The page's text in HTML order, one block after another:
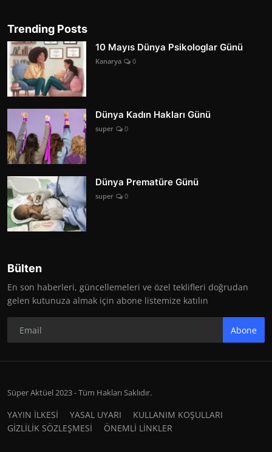
Trending Posts
10 Mayıs Dünya Psikologlar Günü
Kanarya 0
Dünya Kadın Hakları Günü
super 0
Dünya Prematüre Günü
super 0
Bülten
En son haberleri, güncellemeleri ve özel teklifleri doğrudan
gelen kutunuza almak için abone listemize katılın
Abone
Süper Aktüel 2023 - Tüm Hakları Saklıdır.
YAYIN İLKESİ YASAL UYARI
KULLANIM KOŞULLARI
GİZLİLİK SÖZLEŞMESİ
ÖNEMLİ LİNKLER